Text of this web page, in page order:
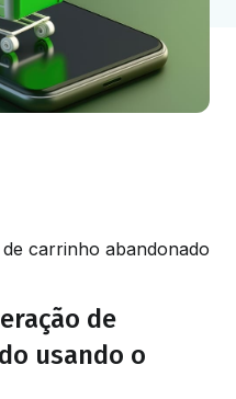
carrinho abandonado
de
usando o